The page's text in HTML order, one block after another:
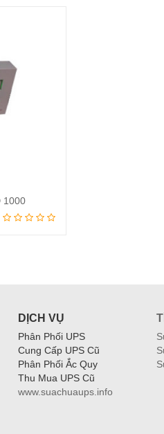
1000
DỊCH VỤ
Phân Phối UPS
Cung Cấp UPS Cũ
Phân Phối Ắc Quy
Thu Mua UPS Cũ
www.suachuaups.info